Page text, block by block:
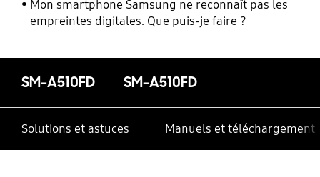
Mon smartphone Samsung ne reconnaît pas les
empreintes digitales. Que puis-je faire ?
SM-A510FD SM-A510FD
Solutions et astuces Manuels et téléchargements